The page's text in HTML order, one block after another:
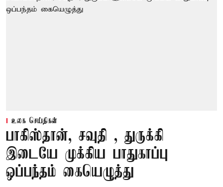
உலக செய்திகள்
பாகிஸ்தான், சவுதி , துருக்கி
இடையே முக்கிய பாதுகாப்பு
ஒப்பந்தம் கையெழுத்து